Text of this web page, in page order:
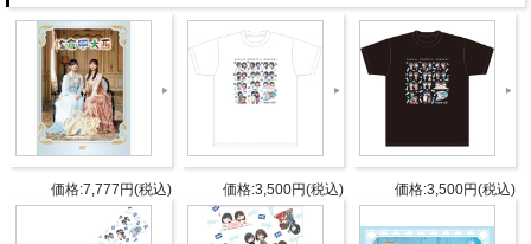
ます。
商品詳細
仕様
組み立てサイズ：80×80×80㎜
素材：3㎜厚アクリル
価格:7,777円(税込) 価格:3,500円(税込) 価格:3,500円(税込)